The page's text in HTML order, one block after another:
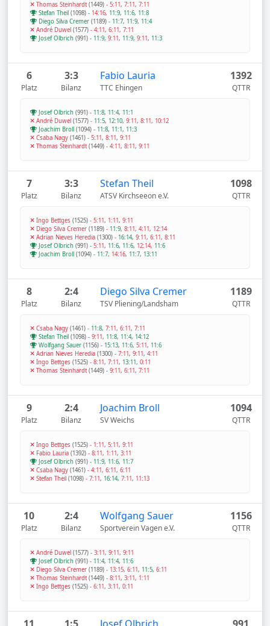
Thomas Steinhardt(1449) - 5:11, 7:11, 7:11
Stefan Theil (1098) - 14:16, 11:9, 11:6, 11:8
Diego Silva Cremer (1189) - 11:7, 11:9, 11:4
André Duwel (1577) - 4:11, 6:11, 7:11
Josef Olbrich (991) - 11:9, 9:11, 11:9, 9:11, 11:3
6
Platz
3:3
Bilanz
Fabio Lauria
TTC Ehingen
1392
QTTR
Josef Olbrich (991) - 11:8, 11:4, 11:1
André Duwel (1577) - 11:5, 12:10, 9:11, 8:11, 10:12
Joachim Broll (1094) - 11:8, 11:1, 11:3
Csaba Nagy (1461) - 5:11, 8:11, 9:11
Thomas Steinhardt(1449) - 4:11, 8:11, 9:11
7
Platz
3:3
Bilanz
Stefan Theil
ATSV Kirchseeon e.V.
1098
QTTR
Ingo Bettges (1525) - 5:11, 1:11, 9:11
Diego Silva Cremer (1189) - 11:9, 8:11, 4:11, 12:14
Adrian Nieves Heredia (1300) - 16:14, 9:11, 6:11, 8:11
Josef Olbrich (991) - 5:11, 11:6, 11:6, 12:14, 11:6
Joachim Broll (1094) - 11:7, 14:16, 11:7, 13:11
8
Platz
2:4
Bilanz
Diego Silva Cremer
TSV Pliening/Landsham
1189
QTTR
Csaba Nagy (1461) - 11:8, 7:11, 6:11, 7:11
Stefan Theil (1098) - 9:11, 11:8, 11:4, 14:12
Wolfgang Sauer (1156) - 15:13, 11:6, 5:11, 11:6
Adrian Nieves Heredia (1300) - 7:11, 9:11, 4:11
Ingo Bettges (1525) - 8:11, 7:11, 13:11, 0:11
Thomas Steinhardt(1449) - 9:11, 6:11, 7:11
9
Platz
2:4
Bilanz
Joachim Broll
SV Weichs
1094
QTTR
Ingo Bettges (1525) - 1:11, 5:11, 9:11
Fabio Lauria (1392) - 8:11, 1:11, 3:11
Josef Olbrich (991) - 11:9, 11:6, 11:7
Csaba Nagy (1461) - 4:11, 6:11, 6:11
Stefan Theil (1098) - 7:11, 16:14, 7:11, 11:13
10
Platz
2:4
Bilanz
Wolfgang Sauer
Sportverein Vagen e.V.
1156
QTTR
André Duwel (1577) - 3:11, 9:11, 9:11
Josef Olbrich (991) - 11:4, 11:4, 11:6
Diego Silva Cremer (1189) - 13:15, 6:11, 11:5, 6:11
Thomas Steinhardt(1449) - 8:11, 3:11, 1:11
Ingo Bettges (1525) - 6:11, 3:11, 0:11